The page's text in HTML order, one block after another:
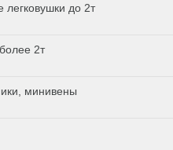
легковушки до 2т
2т
минивены